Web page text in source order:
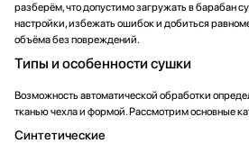
разберём, что допустимо загружать в барабан
настройки, избежать ошибок и добиться
объёма без повреждений.
Типы и особенности сушки
Возможность автоматической обработки
тканью чехла и формой. Рассмотрим основные
Синтетические